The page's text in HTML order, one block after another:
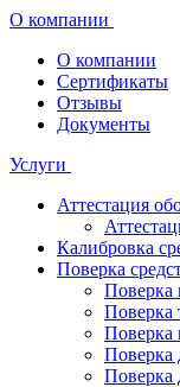
О компании
О компании
Сертификаты
Отзывы
Документы
Услуги
Аттестация
Калибровка
Поверка
Поверка
Поверка
Поверка
Поверка
Поверка